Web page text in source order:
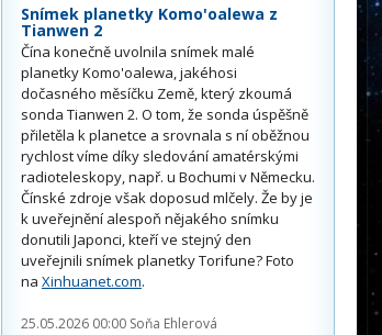
Snímek planetky Komo'oalewa z
Tianwen 2
Čína konečně uvolnila snímek malé
planetky Komo'oalewa, jakéhosi
dočasného měsíčku Země, který zkoumá
sonda Tianwen 2. O tom, že sonda úspěšně
přiletěla k planetce a srovnala s ní oběžnou
rychlost víme díky sledování amatérskými
radioteleskopy, např. u Bochumi v Německu.
Čínské zdroje však doposud mlčely. Že by je
k uveřejnění alespoň nějakého snímku
donutili Japonci, kteří ve stejný den
uveřejnili snímek planetky Torifune? Foto
na Xinhuanet.com.
25.05.2026 00:00 Soňa Ehlerová